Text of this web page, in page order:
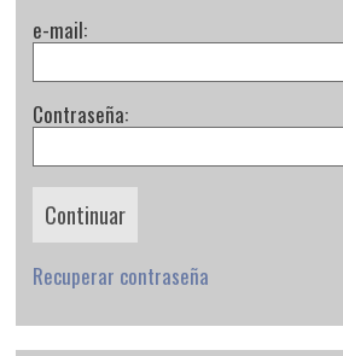
e-mail:
Contraseña:
Recuperar contraseña